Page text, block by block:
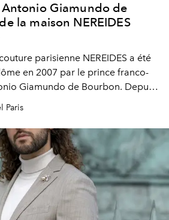
Antonio Giamundo de
la maison NEREIDES
parisienne NEREIDES a été
en 2007 par le prince franco-
Giamundo de Bourbon. Depuis
Nereides a consacré sa vie à
Haute Couture. « Je suis un libre
Paris